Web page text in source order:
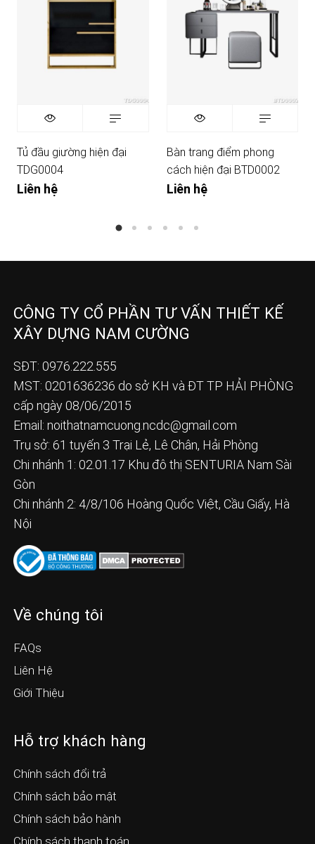
Tủ đầu giường hiện đại
TDG0004
Liên hệ
Bàn trang điểm phong
cách hiện đại BTD0002
Liên hệ
CÔNG TY CỔ PHẦN TƯ VẤN THIẾT KẾ
XÂY DỰNG NAM CƯỜNG
SĐT: 0976.222.555
MST: 0201636236 do sở KH và ĐT TP HẢI PHÒNG
cấp ngày 08/06/2015
Email: noithatnamcuong.ncdc@gmail.com
Trụ sở: 61 tuyến 3 Trại Lẻ, Lê Chân, Hải Phòng
Chi nhánh 1: 02.01.17 Khu đô thị SENTURIA Nam Sài
Gòn
Chi nhánh 2: 4/8/106 Hoàng Quốc Việt, Cầu Giấy, Hà
Nội
Về chúng tôi
FAQs
Liên Hệ
Giới Thiệu
Hỗ trợ khách hàng
Chính sách đổi trả
Chính sách bảo mật
Chính sách bảo hành
Chính sách thanh toán